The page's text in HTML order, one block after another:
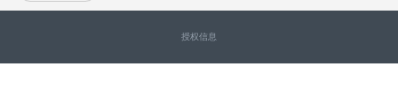
授权信息